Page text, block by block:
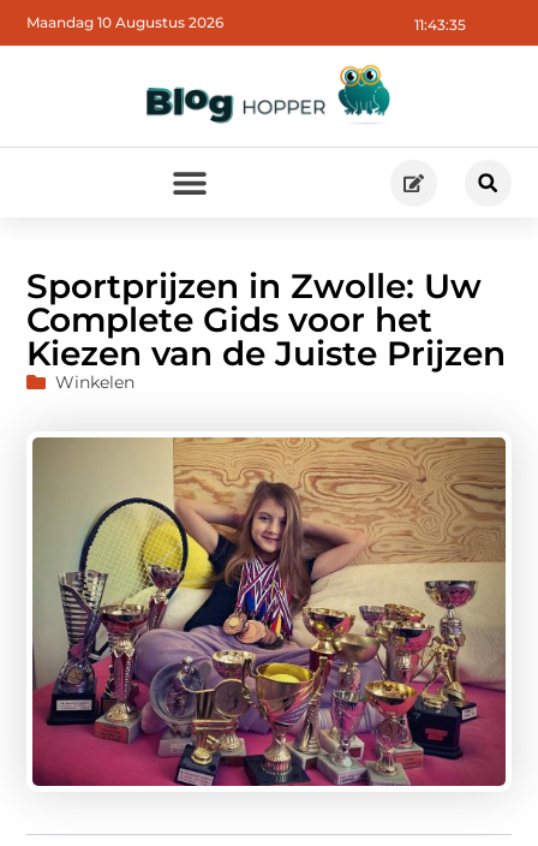
11:43:36
Maandag 10 Augustus 2026
Sportprijzen in Zwolle: Uw
Complete Gids voor het
Kiezen van de Juiste Prijzen
Winkelen